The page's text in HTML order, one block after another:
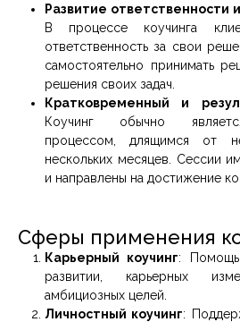
Развитие ответственности
В процессе коучинга
ответственность за свои
самостоятельно принимать
решения своих задач.
Кратковременный и
Коучинг обычно
процессом, длящимся от
нескольких месяцев. Сессии
и направлены на достижение
Сферы применения
Карьерный коучинг: Помощь
развитии, карьерных
амбициозных целей.
Личностный коучинг: